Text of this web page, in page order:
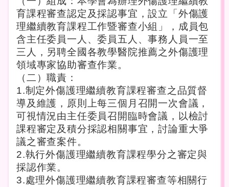
育課程審查認定及採認事宜，設立「外傷護
理繼續教育課程工作暨審查小組」，成員包
含主任委員一人、委員五人、事務人員一至
三人，另聘全國各教學醫院推薦之外傷護理
領域專家協助審查作業。
（二）職責：
1.制定外傷護理繼續教育課程審查之品質督
導及維護，原則上每三個月召開一次會議，
可視情況由主任委員召開臨時會議，以檢討
課程審定及積分採認相關事宜，討論重大爭
議之審查案件。
2.執行外傷護理繼續教育課程學分之審定與
採認作業。
3.處理外傷護理繼續教育課程審查等相關行